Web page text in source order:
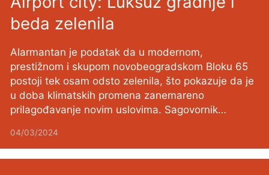
beda zelenila
Alarmantan je podatak da u modernom,
prestižnom i skupom novobeogradskom Bloku 65
postoji tek osam odsto zelenila, što pokazuje da je
u doba klimatskih promena zanemareno
prilagođavanje novim uslovima. Sagovornik…
04/03/2024